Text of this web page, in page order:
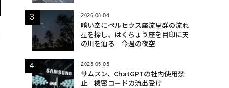
2026.08.04
暗い空にペルセウス座流星群の流れ
星を探し、はくちょう座を目印に天
の川を辿る 今週の夜空
2023.05.03
サムスン、ChatGPTの社内使用禁
止 機密コードの流出受け